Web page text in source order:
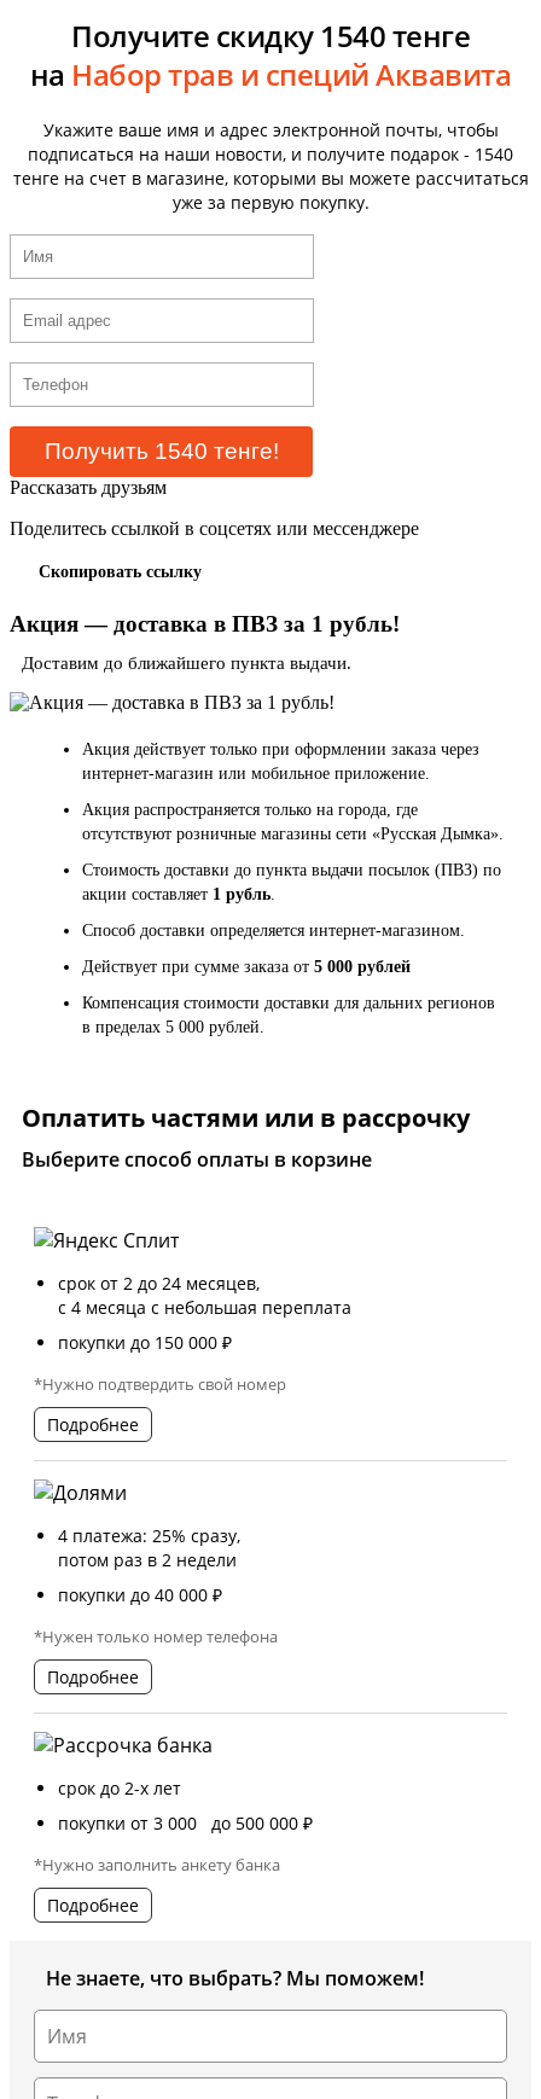
Получите скидку 1540 тенге
на Набор трав и специй Аквавита
Укажите ваше имя и адрес электронной почты, чтобы
подписаться на наши новости, и получите подарок - 1540
тенге на счет в магазине, которыми вы можете рассчитаться
уже за первую покупку.
Рассказать друзьям
Поделитесь ссылкой в соцсетях или мессенджере
Скопировать ссылку
Акция — доставка в ПВЗ за 1 рубль!
Доставим до ближайшего пункта выдачи.
Акция действует только при оформлении заказа через
интернет-магазин или мобильное приложение.
Акция распространяется только на города, где
отсутствуют розничные магазины сети «Русская Дымка».
Стоимость доставки до пункта выдачи посылок (ПВЗ) по
акции составляет 1 рубль.
Способ доставки определяется интернет-магазином.
Действует при сумме заказа от 5 000 рублей
Компенсация стоимости доставки для дальних регионов
в пределах 5 000 рублей.
Оплатить частями или в рассрочку
Выберите способ оплаты в корзине
срок от 2 до 24 месяцев,
с 4 месяца с небольшая переплата
покупки до 150 000 ₽
*Нужно подтвердить свой номер
Подробнее
4 платежа: 25% сразу,
потом раз в 2 недели
покупки до 40 000 ₽
*Нужен только номер телефона
Подробнее
срок до 2-х лет
покупки от 3 000 до 500 000 ₽
*Нужно заполнить анкету банка
Подробнее
Не знаете, что выбрать? Мы поможем!